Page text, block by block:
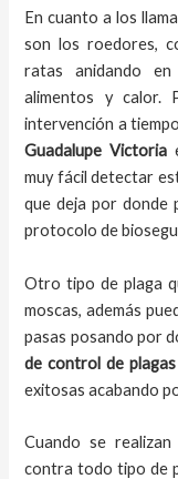
En cuanto a los
son los roedores,
ratas anidando
alimentos y calor.
intervención a
Guadalupe Victoria
muy fácil detectar
que deja por donde
protocolo de
Otro tipo de plaga
moscas, además
pasas posando por
de control de plagas
exitosas acabando
Cuando se
contra todo tipo de